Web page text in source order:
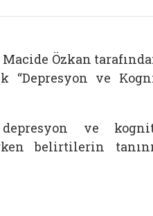
Özkan
“Depresyon ve
depresyon ve
belirtilerin